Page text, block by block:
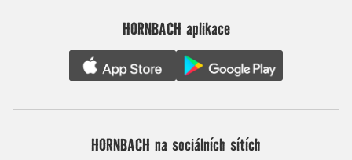
HORNBACH aplikace
HORNBACH na sociálních sítích